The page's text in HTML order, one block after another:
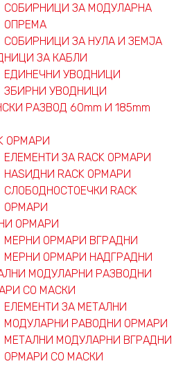
СОБИРНИЦИ ЗА МОДУЛАРНА
ОПРЕМА
СОБИРНИЦИ ЗА НУЛА И ЗЕМЈА
ЗА КАБЛИ
ЕДИНЕЧНИ УВОДНИЦИ
ЗБИРНИ УВОДНИЦИ
РАЗВОД 60mm И 185mm
ОРМАРИ
ЕЛЕМЕНТИ ЗА RACK ОРМАРИ
НАЅИДНИ RACK ОРМАРИ
СЛОБОДНОСТОЕЧКИ RACK
ОРМАРИ
ОРМАРИ
МЕРНИ ОРМАРИ ВГРАДНИ
МЕРНИ ОРМАРИ НАДГРАДНИ
МОДУЛАРНИ РАЗВОДНИ
СО МАСКИ
ЕЛЕМЕНТИ ЗА МЕТАЛНИ
МОДУЛАРНИ РАВОДНИ ОРМАРИ
МЕТАЛНИ МОДУЛАРНИ ВГРАДНИ
ОРМАРИ СО МАСКИ